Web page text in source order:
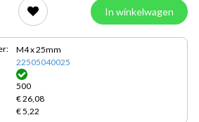
In winkelwagen
M4 x 25mm
22505040025
500
€ 26,08
€ 5,22